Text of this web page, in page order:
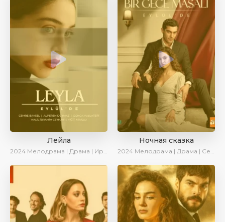
Лейла
2024 Мелодрама | Драма | Ирина Котова | AveTurk | AlisaDirilis | Сериалы 2024
Ночная сказка
2024 Мелодрама | Драма | Сериалы 2024